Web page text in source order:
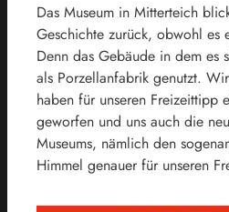
Das Museum in Mitterteich
Geschichte zurück, obwohl es
Denn das Gebäude in dem es
als Porzellanfabrik genutzt.
haben für unseren Freizeittipp
geworfen und uns auch die
Museums, nämlich den
Himmel genauer für unseren